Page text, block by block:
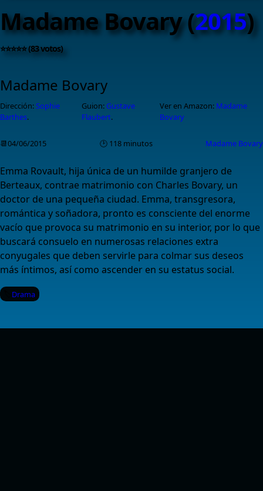
Madame Bovary (2015)
⭐⭐⭐⭐⭐ (83 votos)
Madame Bovary
Dirección:Sophie
Barthes.
Guion:Gustave
Flaubert.
Ver en Amazon: Madame
Bovary
📆04/06/2015 🕑 118 minutos Madame Bovary
Emma Rovault, hija única de un humilde granjero de
Berteaux, contrae matrimonio con Charles Bovary, un
doctor de una pequeña ciudad. Emma, transgresora,
romántica y soñadora, pronto es consciente del enorme
vacío que provoca su matrimonio en su interior, por lo que
buscará consuelo en numerosas relaciones extra
conyugales que deben servirle para colmar sus deseos
más íntimos, así como ascender en su estatus social.
Drama